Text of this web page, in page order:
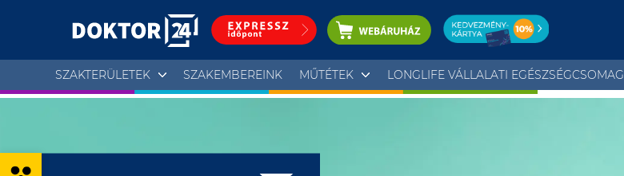
Eszköztár megnyitása
SZAKTERÜLETEK SZAKEMBEREINK MŰTÉTEK LONGLIFE VÁLLALATI EGÉSZSÉGCSOMAG